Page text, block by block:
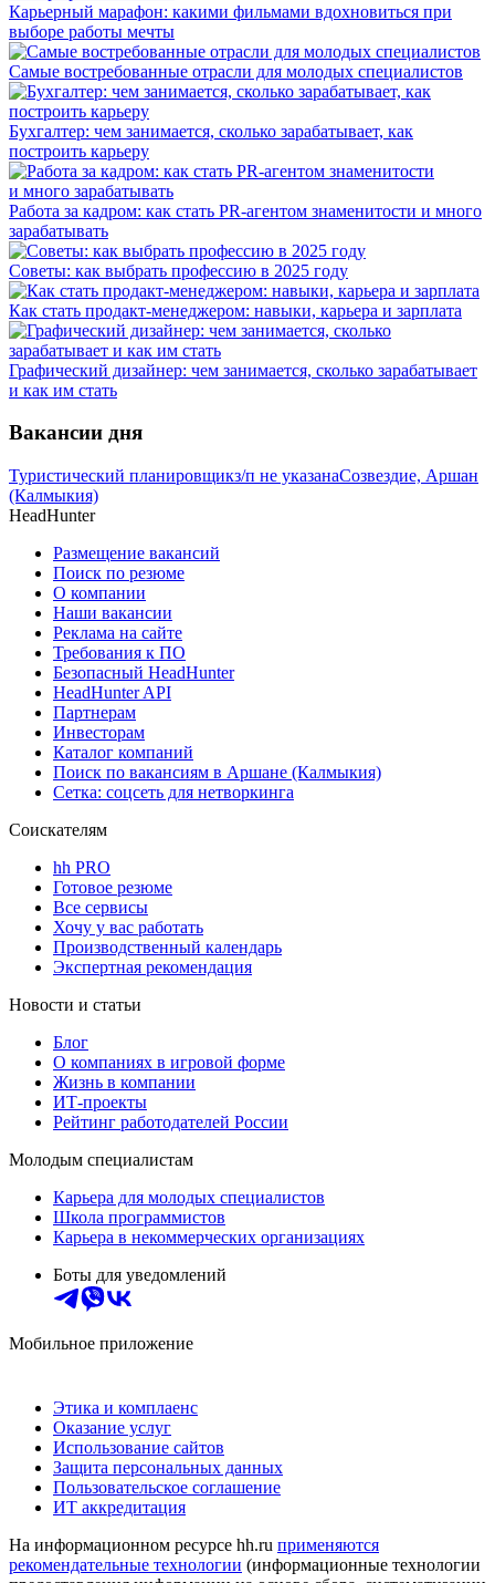
Карьерный марафон: какими фильмами вдохновиться при
выборе работы мечты
Самые востребованные отрасли для молодых специалистов
Бухгалтер: чем занимается, сколько зарабатывает, как
построить карьеру
Работа за кадром: как стать PR-агентом знаменитости и много
зарабатывать
Советы: как выбрать профессию в 2025 году
Как стать продакт-менеджером: навыки, карьера и зарплата
Графический дизайнер: чем занимается, сколько зарабатывает
и как им стать
Вакансии дня
Туристический планировщикз/п не указанаСозвездие, Аршан
(Калмыкия)
HeadHunter
Размещение вакансий
Поиск по резюме
О компании
Наши вакансии
Реклама на сайте
Требования к ПО
Безопасный HeadHunter
HeadHunter API
Партнерам
Инвесторам
Каталог компаний
Поиск по вакансиям в Аршане (Калмыкия)
Сетка: соцсеть для нетворкинга
Соискателям
hh PRO
Готовое резюме
Все сервисы
Хочу у вас работать
Производственный календарь
Экспертная рекомендация
Новости и статьи
Блог
О компаниях в игровой форме
Жизнь в компании
ИТ-проекты
Рейтинг работодателей России
Молодым специалистам
Карьера для молодых специалистов
Школа программистов
Карьера в некоммерческих организациях
Боты для уведомлений
Мобильное приложение
Этика и комплаенс
Оказание услуг
Использование сайтов
Защита персональных данных
Пользовательское соглашение
ИТ аккредитация
На информационном ресурсе hh.ru применяются
рекомендательные технологии (информационные технологии